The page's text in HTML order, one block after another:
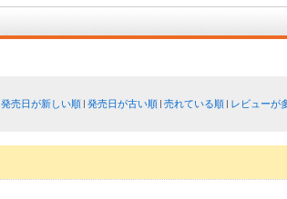
発売日が新しい順 発売日が古い順 売れている順 レビューが